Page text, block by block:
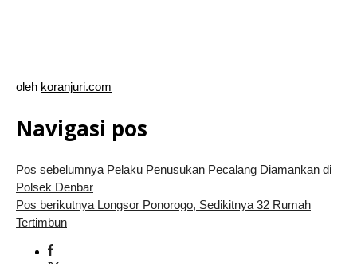
oleh koranjuri.com
Navigasi pos
Pos sebelumnyaPelaku Penusukan Pecalang Diamankan di
Polsek Denbar
Pos berikutnyaLongsor Ponorogo, Sedikitnya 32 Rumah
Tertimbun